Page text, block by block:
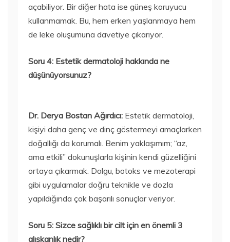
açabiliyor. Bir diğer hata ise güneş koruyucu
kullanmamak. Bu, hem erken yaşlanmaya hem
de leke oluşumuna davetiye çıkarıyor.
Soru 4: Estetik dermatoloji hakkında ne
düşünüyorsunuz?
Dr. Derya Bostan Ağırdıcı: Estetik dermatoloji,
kişiyi daha genç ve dinç göstermeyi amaçlarken
doğallığı da korumalı. Benim yaklaşımım; “az,
ama etkili” dokunuşlarla kişinin kendi güzelliğini
ortaya çıkarmak. Dolgu, botoks ve mezoterapi
gibi uygulamalar doğru teknikle ve dozla
yapıldığında çok başarılı sonuçlar veriyor.
Soru 5: Sizce sağlıklı bir cilt için en önemli 3
alışkanlık nedir?